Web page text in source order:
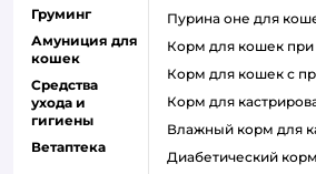
Груминг
Амуниция для
кошек
Средства
ухода и
гигиены
Ветаптека
пурина оне для
корм для кошек
корм для кошек с
Корм для
влажный корм для
диабетический